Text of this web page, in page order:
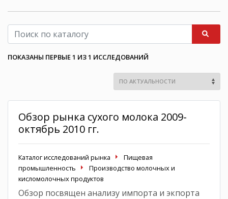
ПОКАЗАНЫ ПЕРВЫЕ 1 ИЗ 1 ИССЛЕДОВАНИЙ
Обзор рынка сухого молока 2009-
октябрь 2010 гг.
Каталог исследований рынка
Пищевая
промышленность
Производство молочных и
кисломолочных продуктов
Обзор посвящен анализу импорта и экпорта